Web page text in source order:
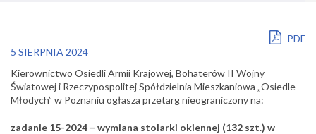
PDF
5 SIERPNIA 2024
Kierownictwo Osiedli Armii Krajowej, Bohaterów II Wojny
Światowej i Rzeczypospolitej Spółdzielnia Mieszkaniowa „Osiedle
Młodych” w Poznaniu ogłasza przetarg nieograniczony na:
zadanie 15-2024 – wymiana stolarki okiennej (132 szt.) w